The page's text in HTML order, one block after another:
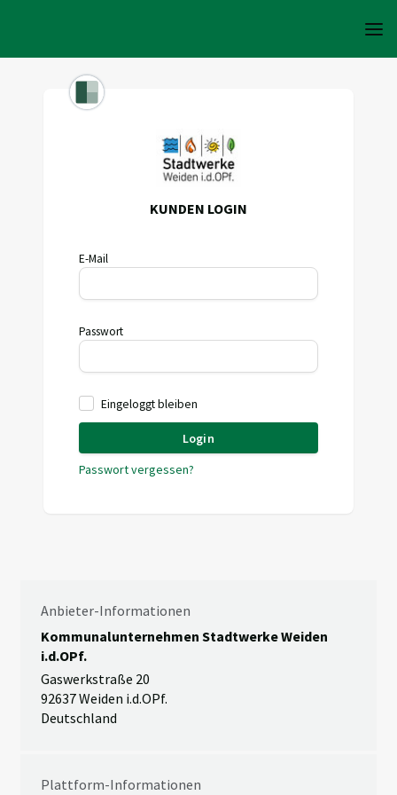
KUNDEN LOGIN
E-Mail
Passwort
Eingeloggt bleiben
Login
Passwort vergessen?
Anbieter-Informationen
Kommunalunternehmen Stadtwerke Weiden
i.d.OPf.
Gaswerkstraße 20
92637 Weiden i.d.OPf.
Deutschland
Plattform-Informationen